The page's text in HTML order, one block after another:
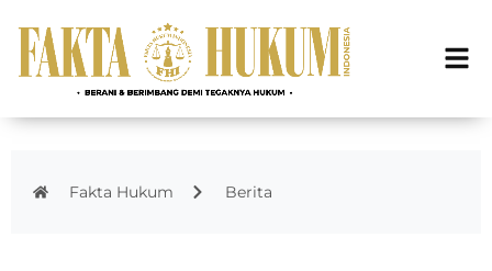
Fakta Hukum Berita